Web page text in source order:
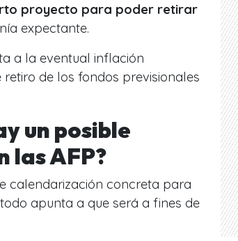
proyecto para poder retirar
expectante.
a la eventual inflación
de los fondos previsionales
un posible
las AFP?
calendarización concreta para
apunta a que será a fines de